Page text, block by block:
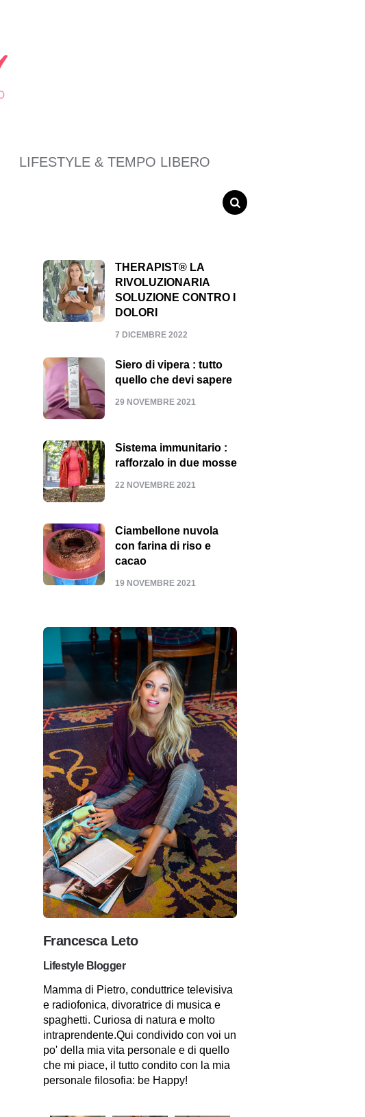
LIFESTYLE & TEMPO LIBERO
THERAPIST® LA
RIVOLUZIONARIA
SOLUZIONE CONTRO I
DOLORI
7 DICEMBRE 2022
Siero di vipera : tutto
quello che devi sapere
29 NOVEMBRE 2021
Sistema immunitario :
rafforzalo in due mosse
22 NOVEMBRE 2021
Ciambellone nuvola
con farina di riso e
cacao
19 NOVEMBRE 2021
Francesca Leto
Lifestyle Blogger
Mamma di Pietro, conduttrice televisiva
e radiofonica, divoratrice di musica e
spaghetti. Curiosa di natura e molto
intraprendente.Qui condivido con voi un
po' della mia vita personale e di quello
che mi piace, il tutto condito con la mia
personale filosofia: be Happy!